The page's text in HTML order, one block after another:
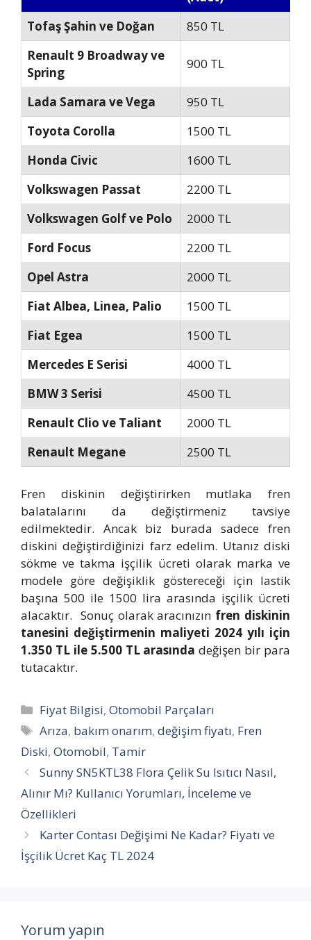
Tofaş Şahin ve Doğan
850 TL
Renault 9 Broadway ve
Spring
900 TL
Lada Samara ve Vega
950 TL
Toyota Corolla
1500 TL
Honda Civic
1600 TL
Volkswagen Passat
2200 TL
Volkswagen Golf ve Polo
2000 TL
Ford Focus
2200 TL
Opel Astra
2000 TL
Fiat Albea, Linea, Palio
1500 TL
Fiat Egea
1500 TL
Mercedes E Serisi
4000 TL
BMW 3 Serisi
4500 TL
Renault Clio ve Taliant
2000 TL
Renault Megane
2500 TL
Fren diskinin değiştirirken mutlaka fren
balatalarını da değiştirmeniz tavsiye
edilmektedir. Ancak biz burada sadece fren
diskini değiştirdiğinizi farz edelim. Utanız diski
sökme ve takma işçilik ücreti olarak marka ve
modele göre değişiklik göstereceği için lastik
başına 500 ile 1500 lira arasında işçilik ücreti
alacaktır. Sonuç olarak aracınızın fren diskinin
tanesini değiştirmenin maliyeti 2024 yılı için
1.350 TL ile 5.500 TL arasında değişen bir para
tutacaktır.
Kategoriler
Fiyat Bilgisi,Otomobil Parçaları
Etiketler
Arıza, bakım onarım,değişim fiyatı, Fren
Diski, Otomobil, Tamir
Sunny SN5KTL38 Flora Çelik Su Isıtıcı Nasıl,
Alınır Mı? Kullanıcı Yorumları, İnceleme ve
Özellikleri
Karter Contası Değişimi Ne Kadar? Fiyatı ve
İşçilik Ücret Kaç TL 2024
Yorum yapın